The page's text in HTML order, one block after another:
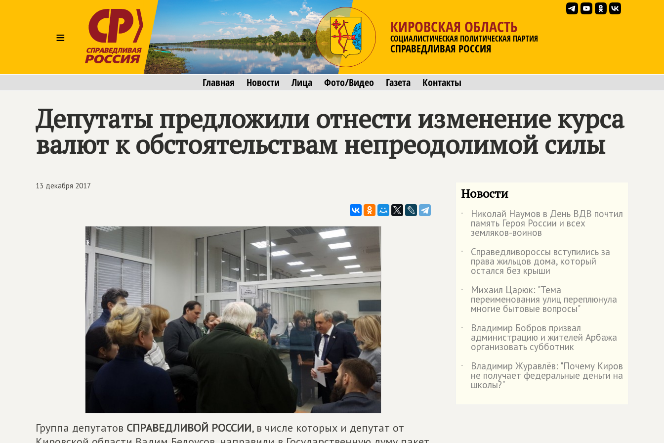
≡
КИРОВСКАЯ ОБЛАСТЬ
СОЦИАЛИСТИЧЕСКАЯ ПОЛИТИЧЕСКАЯ ПАРТИЯ
СПРАВЕДЛИВАЯ РОССИЯ
Главная Новости Лица Фото/Видео Газета Контакты
Депутаты предложили отнести изменение курса
валют к обстоятельствам непреодолимой силы
13 декабря 2017
Группа депутатов СПРАВЕДЛИВОЙ РОССИИ, в числе которых и депутат от
Новости
˙ Николай Наумов в День ВДВ почтил
память Героя России и всех
земляков-воинов
˙
Справедливороссы вступились за
права жильцов дома, который
остался без крыши
˙
Михаил Царюк: "Тема
переименования улиц переплюнула
многие бытовые вопросы"
˙
Владимир Бобров призвал
администрацию и жителей Арбажа
организовать субботник
˙
Владимир Журавлёв: "Почему Киров
не получает федеральные деньги на
школы?"